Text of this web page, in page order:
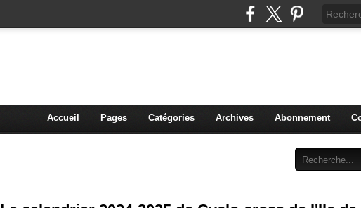
Accueil Pages Catégories Archives Abonnement